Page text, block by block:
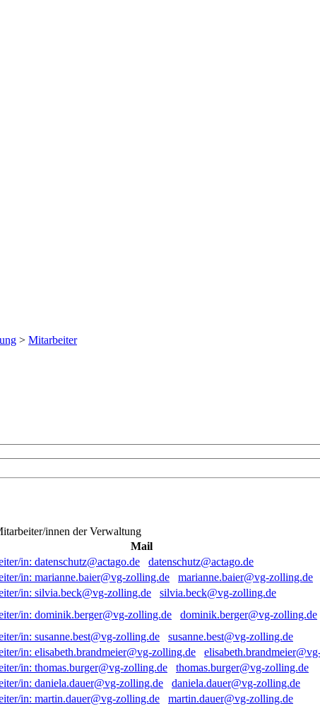
> Mitarbeiter
innen der Verwaltung
Mail
datenschutz@actago.de
marianne.baier@vg-zolling.de
silvia.beck@vg-zolling.de
dominik.berger@vg-zolling.de
susanne.best@vg-zolling.de
thomas.burger@vg-zolling.de
daniela.dauer@vg-zolling.de
martin.dauer@vg-zolling.de